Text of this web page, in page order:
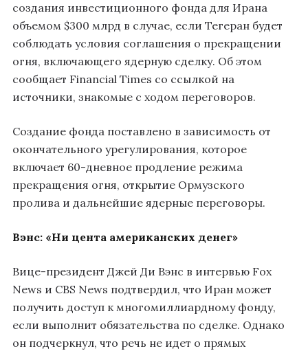
создания инвестиционного фонда для Ирана
объемом $300 млрд в случае, если Тегеран будет
соблюдать условия соглашения о прекращении
огня, включающего ядерную сделку. Об этом
сообщает Financial Times со ссылкой на
источники, знакомые с ходом переговоров.
Создание фонда поставлено в зависимость от
окончательного урегулирования, которое
включает 60-дневное продление режима
прекращения огня, открытие Ормузского
пролива и дальнейшие ядерные переговоры.
Вэнс: «Ни цента американских денег»
Вице-президент Джей Ди Вэнс в интервью Fox
News и CBS News подтвердил, что Иран может
получить доступ к многомиллиардному фонду,
если выполнит обязательства по сделке. Однако
он подчеркнул, что речь не идет о прямых